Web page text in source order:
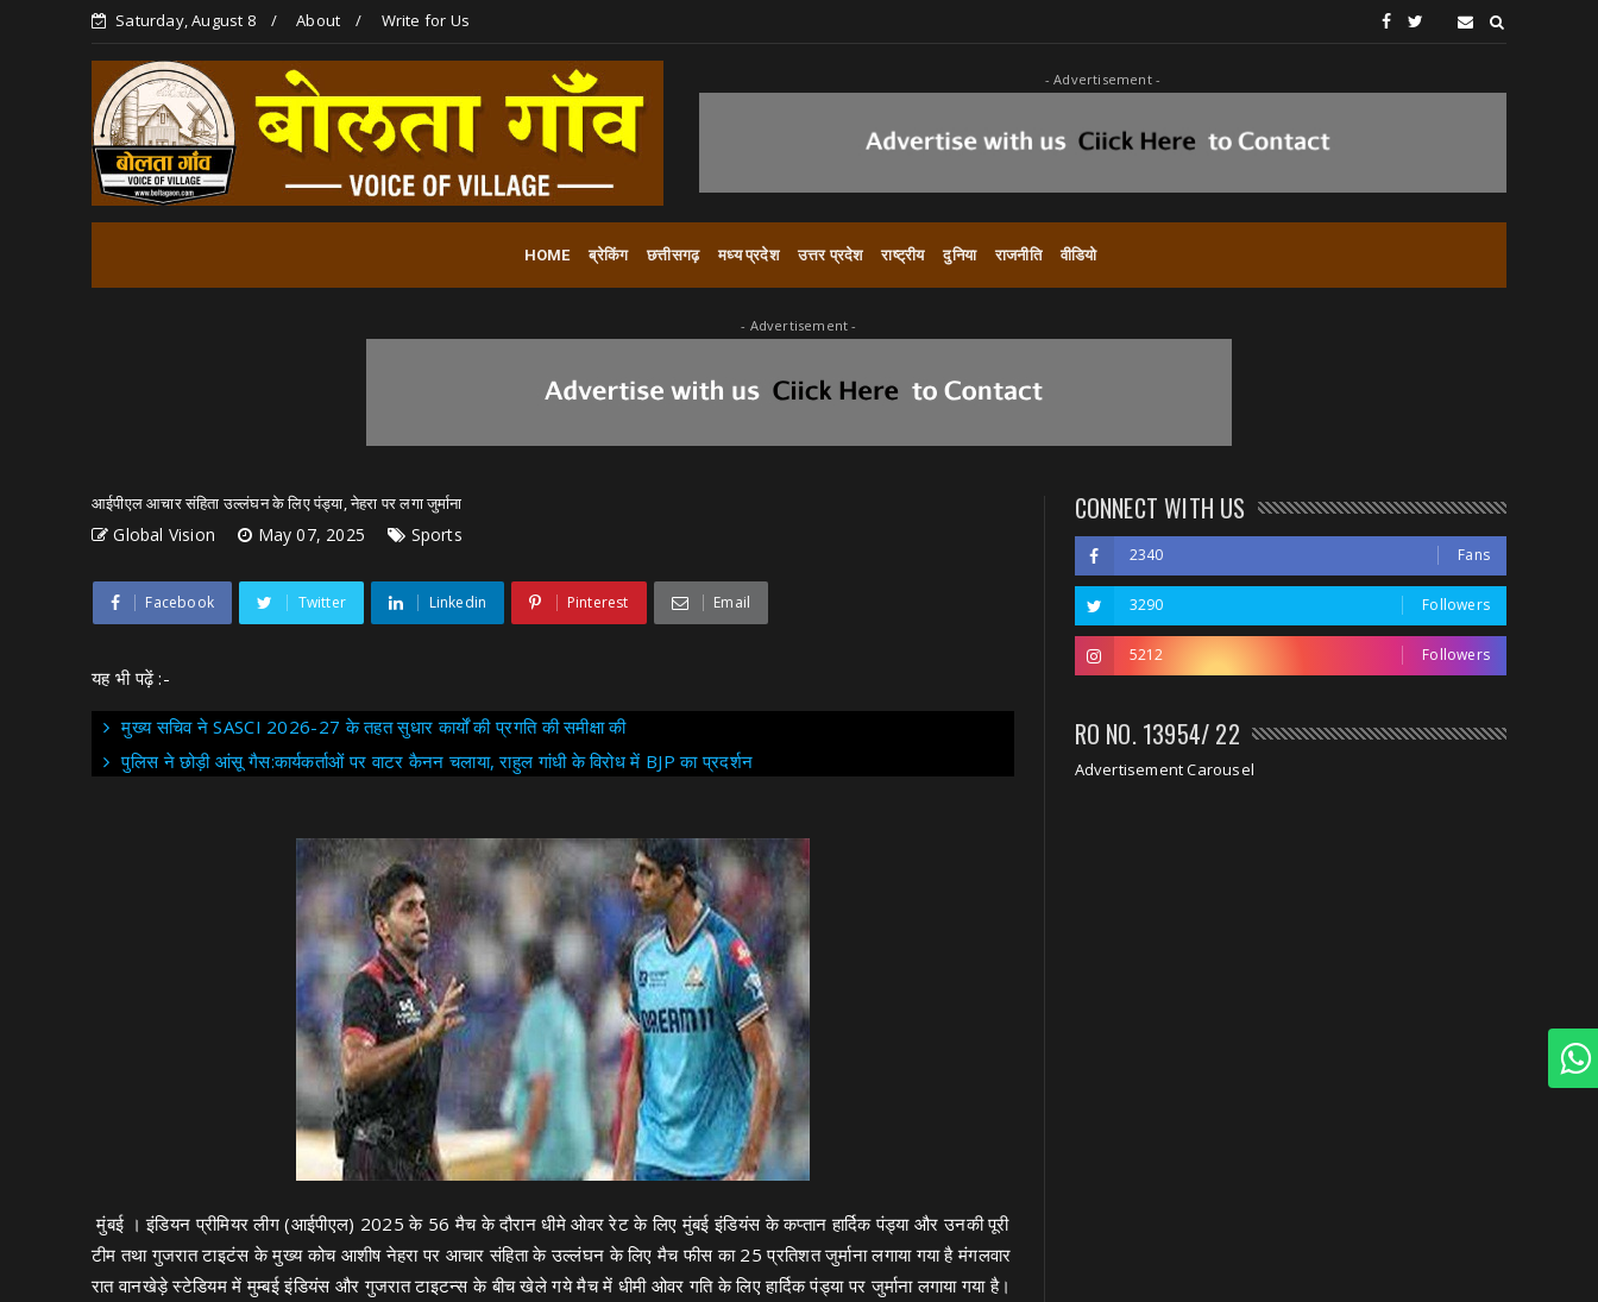
Saturday, August 8 About Write for Us
- Advertisement -
HOME ब्रेकिंग छत्तीसगढ़ मध्य प्रदेश उत्तर प्रदेश राष्ट्रीय दुनिया राजनीति वीडियो
- Advertisement -
आईपीएल आचार संहिता उल्लंघन के लिए पंड्या, नेहरा पर लगा जुर्माना
Global Vision May 07, 2025 Sports
Facebook Twitter Linkedin Pinterest Email
यह भी पढ़ें :-
मुख्य सचिव ने SASCI 2026-27 के तहत सुधार कार्यों की प्रगति की समीक्षा की
पुलिस ने छोड़ी आंसू गैस:कार्यकर्ताओं पर वाटर कैनन चलाया, राहुल गांधी के विरोध में BJP का प्रदर्शन
मुंबई । इंडियन प्रीमियर लीग (आईपीएल) 2025 के 56 मैच के दौरान धीमे ओवर रेट के लिए मुंबई इंडियंस के कप्तान हार्दिक पंड्या और उनकी पूरी
टीम तथा गुजरात टाइटंस के मुख्य कोच आशीष नेहरा पर आचार संहिता के उल्लंघन के लिए मैच फीस का 25 प्रतिशत जुर्माना लगाया गया है मंगलवार
रात वानखेड़े स्टेडियम में मुम्बई इंडियंस और गुजरात टाइटन्स के बीच खेले गये मैच में धीमी ओवर गति के लिए हार्दिक पंड्या पर जुर्माना लगाया गया है।
CONNECT WITH US
2340 Fans
3290 Followers
5212 Followers
RO NO. 13954/ 22
Advertisement Carousel